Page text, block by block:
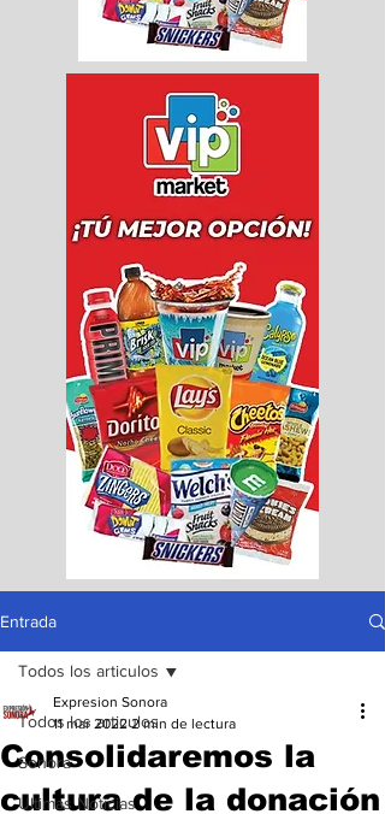
Entrada
Todos los articulos
Sonora
Ultimas Noticias
Todos los articulos
Consolidaremos la
cultura de la donación
Expresion Sonora
11 mar 2022 2 min de lectura